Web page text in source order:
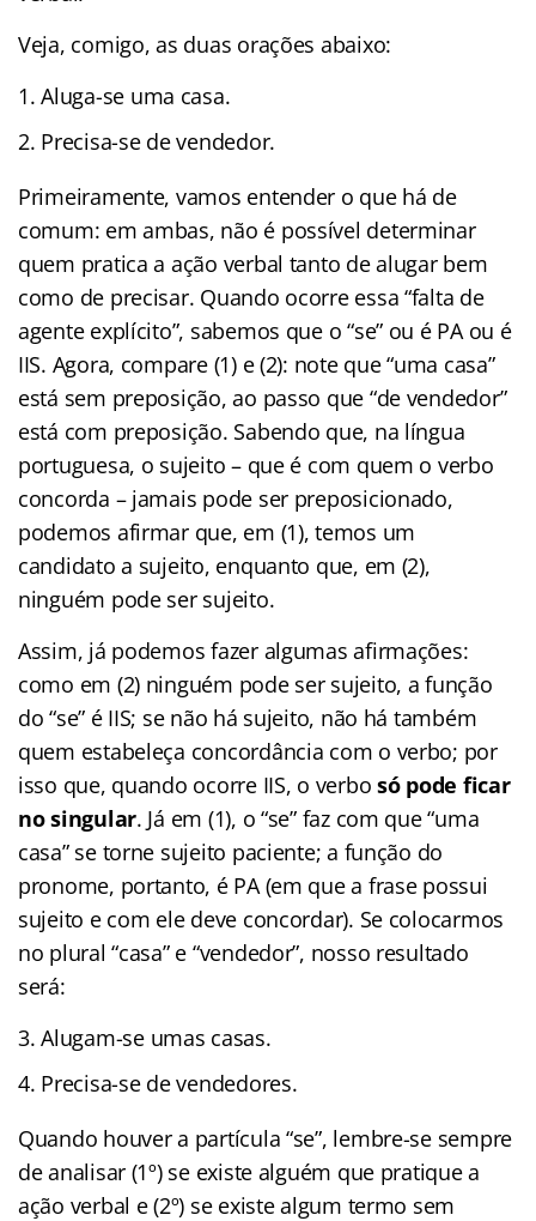
Veja, comigo, as duas orações abaixo:
Aluga-se uma casa.
Precisa-se de vendedor.
Primeiramente, vamos entender o que há de
comum: em ambas, não é possível determinar
quem pratica a ação verbal tanto de alugar bem
como de precisar. Quando ocorre essa “falta de
agente explícito”, sabemos que o “se” ou é PA ou é
IIS. Agora, compare (1) e (2): note que “uma casa”
está sem preposição, ao passo que “de vendedor”
está com preposição. Sabendo que, na língua
portuguesa, o sujeito – que é com quem o verbo
concorda – jamais pode ser preposicionado,
podemos afirmar que, em (1), temos um
candidato a sujeito, enquanto que, em (2),
ninguém pode ser sujeito.
Assim, já podemos fazer algumas afirmações:
como em (2) ninguém pode ser sujeito, a função
do “se” é IIS; se não há sujeito, não há também
quem estabeleça concordância com o verbo; por
isso que, quando ocorre IIS, o verbosó pode ficar
no singular. Já em (1), o “se” faz com que “uma
casa” se torne sujeito paciente; a função do
pronome, portanto, é PA (em que a frase possui
sujeito e com ele deve concordar). Se colocarmos
no plural “casa” e “vendedor”, nosso resultado
será:
Alugam-se umas casas.
Precisa-se de vendedores.
Quando houver a partícula “se”, lembre-se sempre
de analisar (1º) se existe alguém que pratique a
ação verbal e (2º) se existe algum termo sem